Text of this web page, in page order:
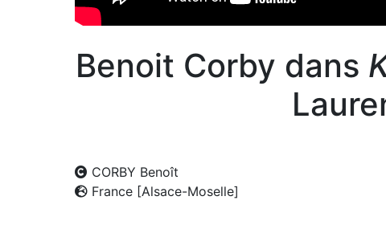
Benoit Corby dans
CORBY Benoît
France [Alsace-Moselle]